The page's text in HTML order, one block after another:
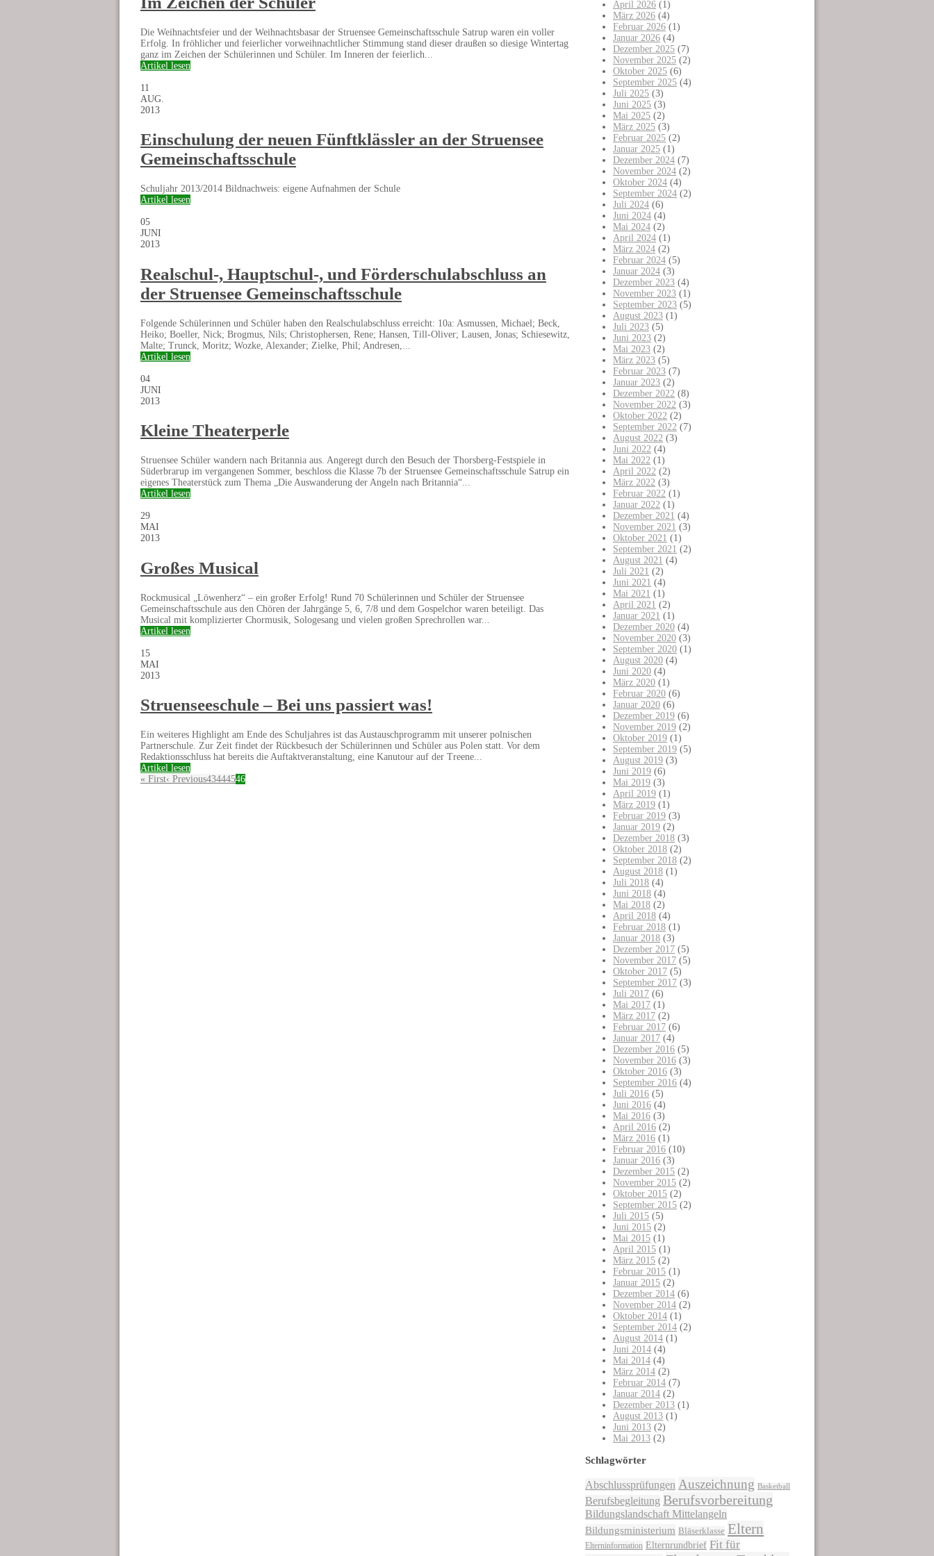
Die Weihnachtsfeier und der Weihnachtsbasar der Struensee Gemeinschaftsschule Satrup waren ein voller
Erfolg. In fröhlicher und feierlicher vorweihnachtlicher Stimmung stand dieser draußen so diesige Wintertag
ganz im Zeichen der Schülerinnen und Schüler. Im Inneren der feierlich...
Artikel lesen
11
AUG.
2013
Einschulung der neuen Fünftklässler an der Struensee
Gemeinschaftsschule
Schuljahr 2013/2014 Bildnachweis: eigene Aufnahmen der Schule
Artikel lesen
05
JUNI
2013
Realschul-, Hauptschul-, und Förderschulabschluss an
der Struensee Gemeinschaftsschule
Folgende Schülerinnen und Schüler haben den Realschulabschluss erreicht: 10a: Asmussen, Michael; Beck,
Heiko; Boeller, Nick; Brogmus, Nils; Christophersen, Rene; Hansen, Till-Oliver; Lausen, Jonas; Schiesewitz,
Malte; Trunck, Moritz; Wozke, Alexander; Zielke, Phil; Andresen,...
Artikel lesen
04
JUNI
2013
Kleine Theaterperle
Struensee Schüler wandern nach Britannia aus. Angeregt durch den Besuch der Thorsberg-Festspiele in
Süderbrarup im vergangenen Sommer, beschloss die Klasse 7b der Struensee Gemeinschaftsschule Satrup ein
eigenes Theaterstück zum Thema „Die Auswanderung der Angeln nach Britannia“...
Artikel lesen
29
MAI
2013
Großes Musical
Rockmusical „Löwenherz“ – ein großer Erfolg! Rund 70 Schülerinnen und Schüler der Struensee
Gemeinschaftsschule aus den Chören der Jahrgänge 5, 6, 7/8 und dem Gospelchor waren beteiligt. Das
Musical mit komplizierter Chormusik, Sologesang und vielen großen Sprechrollen war...
Artikel lesen
15
MAI
2013
Struenseeschule – Bei uns passiert was!
Ein weiteres Highlight am Ende des Schuljahres ist das Austauschprogramm mit unserer polnischen
Partnerschule. Zur Zeit findet der Rückbesuch der Schülerinnen und Schüler aus Polen statt. Vor dem
Redaktionsschluss hat bereits die Auftaktveranstaltung, eine Kanutour auf der Treene...
Artikel lesen
« First‹ Previous43444546
April 2026 (1)
März 2026 (4)
Februar 2026 (1)
Januar 2026 (4)
Dezember 2025 (7)
November 2025 (2)
Oktober 2025 (6)
September 2025 (4)
Juli 2025 (3)
Juni 2025 (3)
Mai 2025 (2)
März 2025 (3)
Februar 2025 (2)
Januar 2025 (1)
Dezember 2024 (7)
November 2024 (2)
Oktober 2024 (4)
September 2024 (2)
Juli 2024 (6)
Juni 2024 (4)
Mai 2024 (2)
April 2024 (1)
März 2024 (2)
Februar 2024 (5)
Januar 2024 (3)
Dezember 2023 (4)
November 2023 (1)
September 2023 (5)
August 2023 (1)
Juli 2023 (5)
Juni 2023 (2)
Mai 2023 (2)
März 2023 (5)
Februar 2023 (7)
Januar 2023 (2)
Dezember 2022 (8)
November 2022 (3)
Oktober 2022 (2)
September 2022 (7)
August 2022 (3)
Juni 2022 (4)
Mai 2022 (1)
April 2022 (2)
März 2022 (3)
Februar 2022 (1)
Januar 2022 (1)
Dezember 2021 (4)
November 2021 (3)
Oktober 2021 (1)
September 2021 (2)
August 2021 (4)
Juli 2021 (2)
Juni 2021 (4)
Mai 2021 (1)
April 2021 (2)
Januar 2021 (1)
Dezember 2020 (4)
November 2020 (3)
September 2020 (1)
August 2020 (4)
Juni 2020 (4)
März 2020 (1)
Februar 2020 (6)
Januar 2020 (6)
Dezember 2019 (6)
November 2019 (2)
Oktober 2019 (1)
September 2019 (5)
August 2019 (3)
Juni 2019 (6)
Mai 2019 (3)
April 2019 (1)
März 2019 (1)
Februar 2019 (3)
Januar 2019 (2)
Dezember 2018 (3)
Oktober 2018 (2)
September 2018 (2)
August 2018 (1)
Juli 2018 (4)
Juni 2018 (4)
Mai 2018 (2)
April 2018 (4)
Februar 2018 (1)
Januar 2018 (3)
Dezember 2017 (5)
November 2017 (5)
Oktober 2017 (5)
September 2017 (3)
Juli 2017 (6)
Mai 2017 (1)
März 2017 (2)
Februar 2017 (6)
Januar 2017 (4)
Dezember 2016 (5)
November 2016 (3)
Oktober 2016 (3)
September 2016 (4)
Juli 2016 (5)
Juni 2016 (4)
Mai 2016 (3)
April 2016 (2)
März 2016 (1)
Februar 2016 (10)
Januar 2016 (3)
Dezember 2015 (2)
November 2015 (2)
Oktober 2015 (2)
September 2015 (2)
Juli 2015 (5)
Juni 2015 (2)
Mai 2015 (1)
April 2015 (1)
März 2015 (2)
Februar 2015 (1)
Januar 2015 (2)
Dezember 2014 (6)
November 2014 (2)
Oktober 2014 (1)
September 2014 (2)
August 2014 (1)
Juni 2014 (4)
Mai 2014 (4)
März 2014 (2)
Februar 2014 (7)
Januar 2014 (2)
Dezember 2013 (1)
August 2013 (1)
Juni 2013 (2)
Mai 2013 (2)
Schlagwörter
Abschlussprüfungen Auszeichnung Basketball
Berufsbegleitung Berufsvorbereitung
Bildungslandschaft Mittelangeln
Bildungsministerium Bläserklasse Eltern
Elterninformation Elternrundbrief Fit für